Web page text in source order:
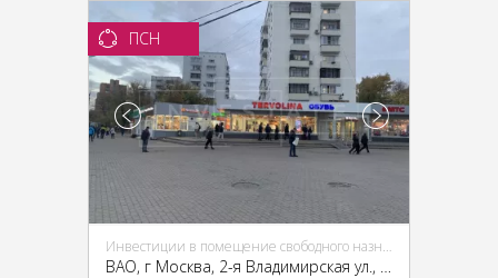
ПСН
Инвестиции в помещение свободного назначения (ПСН)